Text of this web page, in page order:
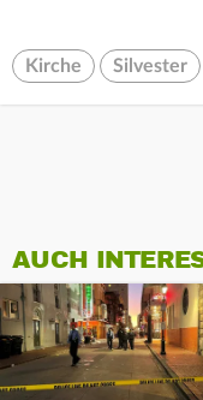
Kirche Silvester
AUCH